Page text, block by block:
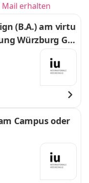
Mail erhalten
(B.A.) am virtu
Würzburg Gm
Campus oder